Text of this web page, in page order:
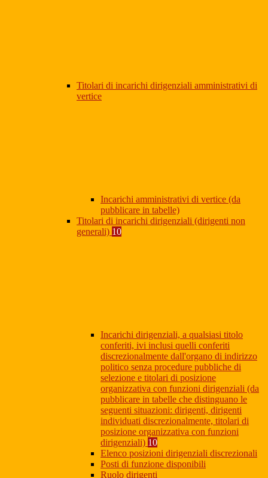
Titolari di incarichi dirigenziali amministrativi di
vertice
Incarichi amministrativi di vertice (da
pubblicare in tabelle)
Titolari di incarichi dirigenziali (dirigenti non
generali) 10
Incarichi dirigenziali, a qualsiasi titolo
conferiti, ivi inclusi quelli conferiti
discrezionalmente dall'organo di indirizzo
politico senza procedure pubbliche di
selezione e titolari di posizione
organizzativa con funzioni dirigenziali (da
pubblicare in tabelle che distinguano le
seguenti situazioni: dirigenti, dirigenti
individuati discrezionalmente, titolari di
posizione organizzativa con funzioni
dirigenziali) 10
Elenco posizioni dirigenziali discrezionali
Posti di funzione disponibili
Ruolo dirigenti